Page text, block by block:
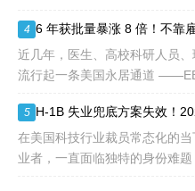
说，这
4
近几年，医生、高校科研人员
流行起一条美国永居通道 ——EB-2
5
在美国科技行业裁员常态化的
业者，一直面临独特的身份难